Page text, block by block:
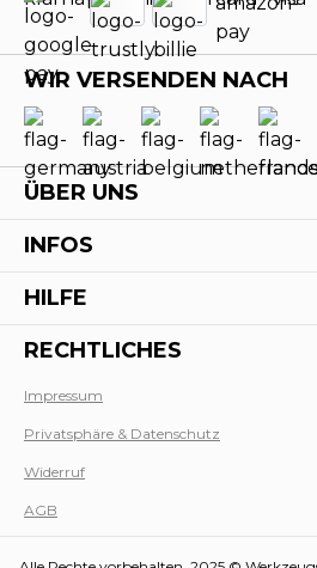
WIR VERSENDEN NACH
ÜBER UNS
INFOS
HILFE
RECHTLICHES
Impressum
Privatsphäre & Datenschutz
Widerruf
AGB